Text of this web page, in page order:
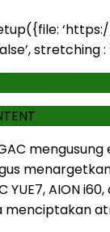
stretching :
YUE7, AION